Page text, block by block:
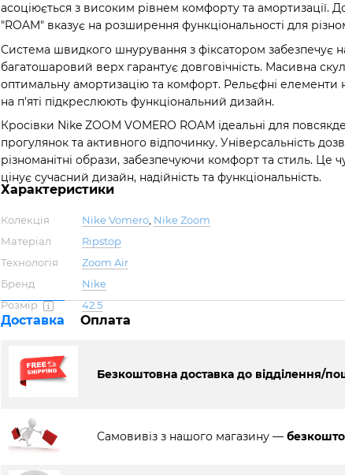
асоціюється з високим рівнем комфорту та амортизації.
"ROAM" вказує на розширення функціональності для
Система швидкого шнурування з фіксатором забезпечує
багатошаровий верх гарантує довговічність. Масивна
оптимальну амортизацію та комфорт. Рельєфні елементи
на п'яті підкреслюють функціональний дизайн.
Кросівки Nike ZOOM VOMERO ROAM ідеальні для
прогулянок та активного відпочинку. Універсальність
різноманітні образи, забезпечуючи комфорт та стиль. Це
цінує сучасний дизайн, надійність та функціональність.
Характеристики
Колекція Nike Vomero Nike Zoom
Матеріал
Ripstop
Технологія
Zoom Air
Бренд
Nike
Розмір
42.5
Доставка Оплата
Безкоштовна доставка до відділення/
Самовивіз з нашого магазину —